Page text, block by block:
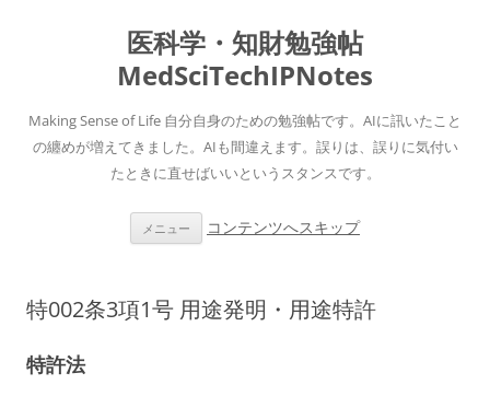
医科学・知財勉強帖
MedSciTechIPNotes
Making Sense of Life 自分自身のための勉強帖です。AIに訊いたこと
の纏めが増えてきました。AIも間違えます。誤りは、誤りに気付い
たときに直せばいいというスタンスです。
メニュー コンテンツへスキップ
特002条3項1号 用途発明・用途特許
特許法